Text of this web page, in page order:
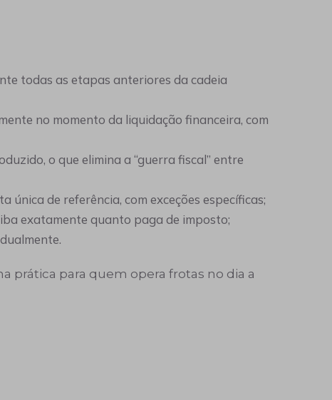
todas as etapas anteriores da cadeia
no momento da liquidação financeira, com
o que elimina a “guerra fiscal” entre
única de referência, com exceções específicas;
exatamente quanto paga de imposto;
prática para quem opera frotas no dia a